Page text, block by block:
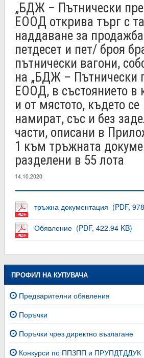
„БДЖ – Пътнически
ЕООД открива търг с
наддаване за
петдесет и пет/ броя
пътнически вагони,
на „БДЖ – Пътнически
ЕООД, в състоянието в
и от мястото, където се
намират, със и без
части, описани в
1 към тръжната
разделени в 55 лота
14.10.2020
тръжна документация (PDF,
Обявление (PDF, 422.94 KB)
ПРОФИЛ НА КУПУВАЧА
Предварителни обявления
Поръчки
Поръчки чрез директно възлагане
Конкурси по ППЗПП и ПРУПДТДДУК